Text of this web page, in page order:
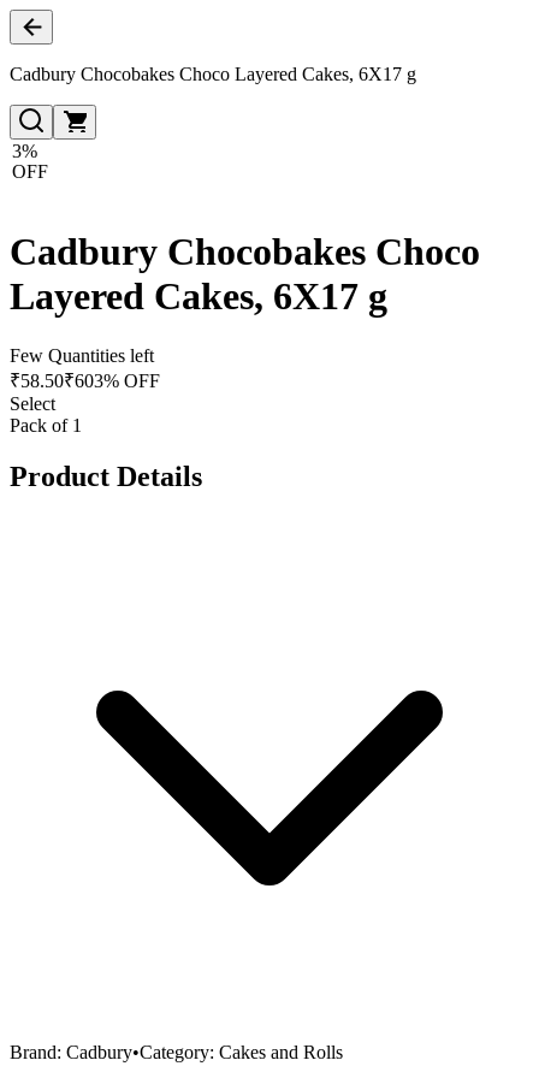
Cadbury Chocobakes Choco Layered Cakes, 6X17 g
3%
OFF
Cadbury Chocobakes Choco
Layered Cakes, 6X17 g
Few Quantities left
₹58.50₹603% OFF
Select
Pack of 1
Product Details
Brand: Cadbury•Category: Cakes and Rolls